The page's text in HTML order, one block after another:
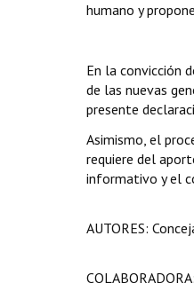
humano y
En la convicción
de las nuevas
presente
Asimismo, el
requiere del
informativo y el
AUTORES: